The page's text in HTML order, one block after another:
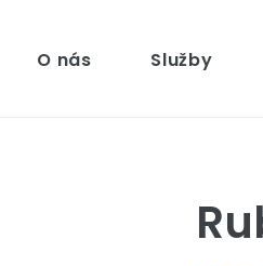
O nás Služby